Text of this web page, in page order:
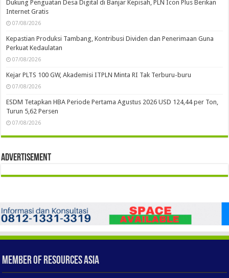
Dukung Penguatan Desa Digital di Banjar Kepisah, PLN Icon Plus Berikan
Internet Gratis
07/08/2026
Kepastian Produksi Tambang, Kontribusi Dividen dan Penerimaan Guna
Perkuat Kedaulatan
07/08/2026
Kejar PLTS 100 GW, Akademisi ITPLN Minta RI Tak Terburu-buru
07/08/2026
ESDM Tetapkan HBA Periode Pertama Agustus 2026 USD 124,44 per Ton,
Turun 5,62 Persen
07/08/2026
Advertisement
Member of Resources Asia